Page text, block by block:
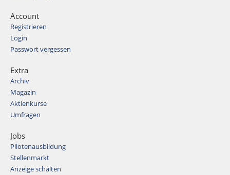
Account
Registrieren
Login
Passwort vergessen
Extra
Archiv
Magazin
Aktienkurse
Umfragen
Jobs
Pilotenausbildung
Stellenmarkt
Anzeige schalten